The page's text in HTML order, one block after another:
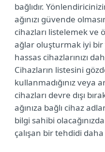
bağlıdır.
ağınızı güvende
cihazları listelemek ve
ağlar oluşturmak iyi
hassas cihazlarınızı
Cihazların listesini
kullanmadığınız veya
cihazları devre dışı
ağınıza bağlı cihaz
bilgi sahibi
çalışan bir tehdidi